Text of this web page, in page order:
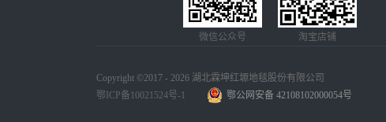
Copyright ©2017 - 2026 湖北霖坤红塬地毯股份有限公司
鄂ICP备10021524号-1
鄂公网安备 42108102000054号
微信公众号 淘宝店铺